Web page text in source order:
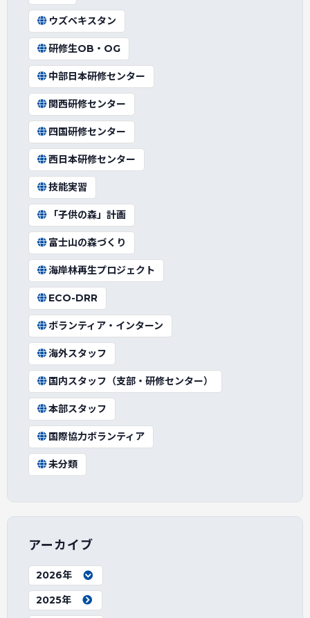
ウズベキスタン
研修生OB・OG
中部日本研修センター
関西研修センター
四国研修センター
西日本研修センター
技能実習
「子供の森」計画
富士山の森づくり
海岸林再生プロジェクト
ECO-DRR
ボランティア・インターン
海外スタッフ
国内スタッフ（支部・研修センター）
本部スタッフ
国際協力ボランティア
未分類
アーカイブ
2026年
2025年